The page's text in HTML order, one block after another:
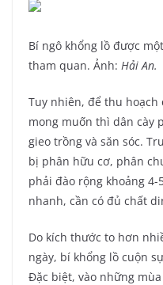
Bí ngô khổng lồ được
tham quan. Ảnh: Hải An.
Tuy nhiên, để thu
mong muốn thì dân cày
gieo trồng và săn sóc.
bị phân hữu cơ, phân
phải đào rộng khoảng
nhanh, cần có đủ chất
Do kích thước to hơn
ngày, bí khổng lồ cuộn
Đặc biệt, vào những